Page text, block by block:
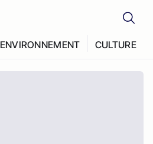
ENVIRONNEMENT CULTURE